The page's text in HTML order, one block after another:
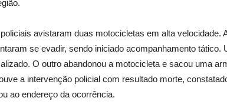
avistaram duas motocicletas em alta velocidade.
se evadir, sendo iniciado acompanhamento tático.
O outro abandonou a motocicleta e sacou uma
a intervenção policial com resultado morte,
ao endereço da ocorrência.